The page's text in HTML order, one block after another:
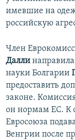
имевшие на
российскую
Член
Далли
науки Болгарии
предоставить
законе.
он нормам ЕС. К
Евросоюза
Венгрии после